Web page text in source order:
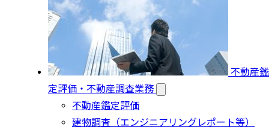
不動産鑑
定評価・不動産調査業務
不動産鑑定評価
建物調査（エンジニアリングレポート等）